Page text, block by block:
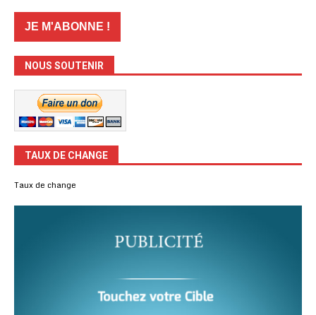
NOUS SOUTENIR
TAUX DE CHANGE
Taux de change